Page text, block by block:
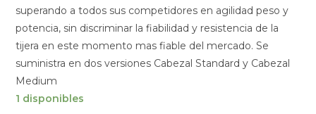
superando a todos sus competidores en agilidad peso y
potencia, sin discriminar la fiabilidad y resistencia de la
tijera en este momento mas fiable del mercado. Se
suministra en dos versiones Cabezal Standard y Cabezal
Medium
1 disponibles